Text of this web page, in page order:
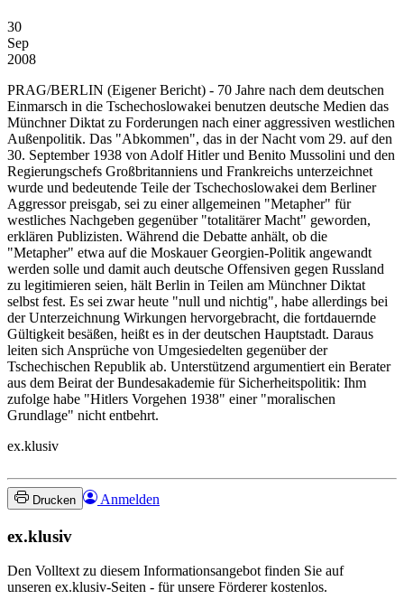
30
Sep
2008
PRAG/BERLIN (Eigener Bericht) - 70 Jahre nach dem deutschen
Einmarsch in die Tschechoslowakei benutzen deutsche Medien das
Münchner Diktat zu Forderungen nach einer aggressiven westlichen
Außenpolitik. Das "Abkommen", das in der Nacht vom 29. auf den
30. September 1938 von Adolf Hitler und Benito Mussolini und den
Regierungschefs Großbritanniens und Frankreichs unterzeichnet
wurde und bedeutende Teile der Tschechoslowakei dem Berliner
Aggressor preisgab, sei zu einer allgemeinen "Metapher" für
westliches Nachgeben gegenüber "totalitärer Macht" geworden,
erklären Publizisten. Während die Debatte anhält, ob die
"Metapher" etwa auf die Moskauer Georgien-Politik angewandt
werden solle und damit auch deutsche Offensiven gegen Russland
zu legitimieren seien, hält Berlin in Teilen am Münchner Diktat
selbst fest. Es sei zwar heute "null und nichtig", habe allerdings bei
der Unterzeichnung Wirkungen hervorgebracht, die fortdauernde
Gültigkeit besäßen, heißt es in der deutschen Hauptstadt. Daraus
leiten sich Ansprüche von Umgesiedelten gegenüber der
Tschechischen Republik ab. Unterstützend argumentiert ein Berater
aus dem Beirat der Bundesakademie für Sicherheitspolitik: Ihm
zufolge habe "Hitlers Vorgehen 1938" einer "moralischen
Grundlage" nicht entbehrt.
ex.klusiv
Drucken Anmelden
ex.klusiv
Den Volltext zu diesem Informationsangebot finden Sie auf
unseren ex.klusiv-Seiten - für unsere Förderer kostenlos.